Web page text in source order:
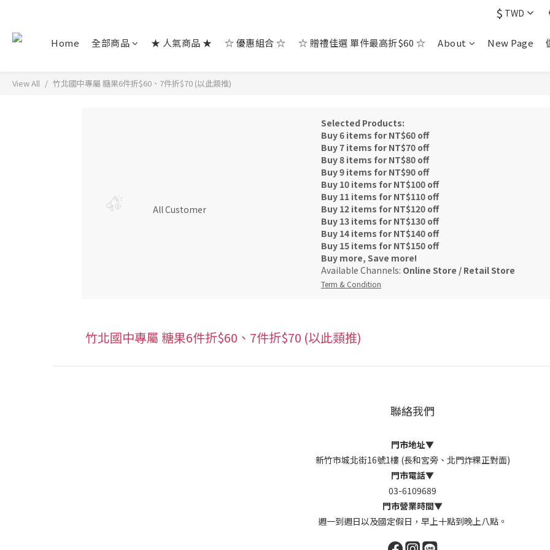
$ TWD
Home 全部商品 ★ 人氣商品 ★ ☆ 優惠組合 ☆ ☆ 贈禮佳選 單件最高折$60 ☆ About New Page
View All 竹北國中專屬 糖果6件折$60、7件折$70 (以此類推)
All Customer
Selected Products:
Buy 6 items for NT$60 off
Buy 7 items for NT$70 off
Buy 8 items for NT$80 off
Buy 9 items for NT$90 off
Buy 10 items for NT$100 off
Buy 11 items for NT$110 off
Buy 12 items for NT$120 off
Buy 13 items for NT$130 off
Buy 14 items for NT$140 off
Buy 15 items for NT$150 off
Buy more, Save more!
Available Channels: Online Store / Retail Store
Term & Condition
竹北國中專屬 糖果6件折$60、7件折$70 (以此類推)
聯絡我們
門市地址▼
新竹市城北街16號1樓 (長和宮旁、北門炸粿正對面)
門市電話▼
03-6109689
門市營業時間▼
週一到週日以及國定假日，早上十點到晚上八點。